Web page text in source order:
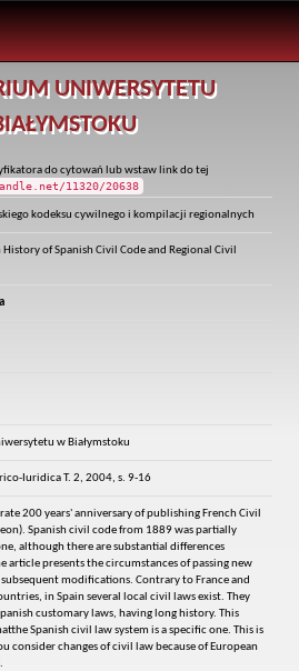
UNIWERSYTETU
do cytowań lub wstaw link do tej
11320/20638
kodeksu cywilnego i kompilacji regionalnych
of Spanish Civil Code and Regional Civil
w Białymstoku
Iuridica T. 2, 2004, s. 9-16
200 years' anniversary of publishing French Civil
Spanish civil code from 1889 was partially
although there are substantial differences
article presents the circumstances of passing new
subsequent modifications. Contrary to France and
in Spain several local civil laws exist. They
customary laws, having long history. This
Spanish civil law system is a specific one. This is
consider changes of civil law because of European